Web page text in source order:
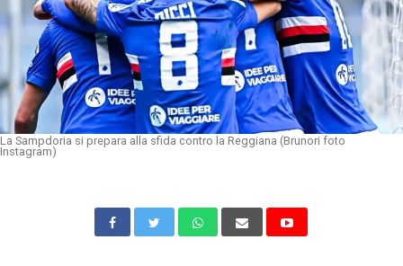
La Sampdoria si prepara alla sfida contro la Reggiana (Brunori foto
Instagram)